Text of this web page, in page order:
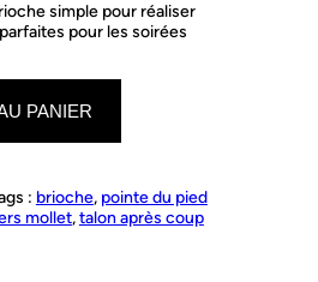
simple pour réaliser
pour les soirées
PANIER
: brioche, pointe du pied
mollet, talon après coup